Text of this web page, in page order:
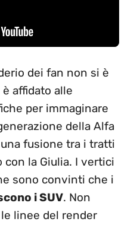
dei fan non si è
affidato alle
per immaginare
della Alfa
fusione tra i tratti
la Giulia. I vertici
sono convinti che i
i SUV. Non
linee del render